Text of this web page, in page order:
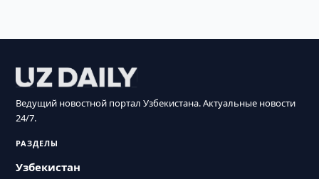
Ведущий новостной портал Узбекистана. Актуальные новости
24/7.
РАЗДЕЛЫ
Узбекистан